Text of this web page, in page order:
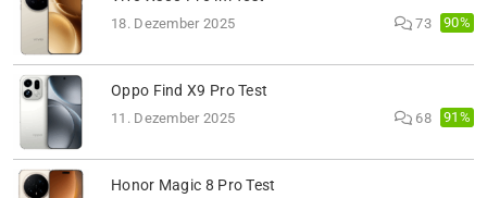
18. Dezember 2025 73 90%
Oppo Find X9 Pro Test
11. Dezember 2025 68 91%
Honor Magic 8 Pro Test